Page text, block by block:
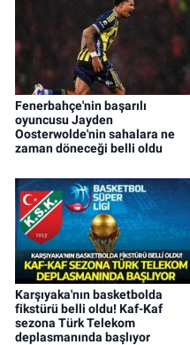
Fenerbahçe'nin başarılı
oyuncusu Jayden
Oosterwolde'nin sahalara ne
zaman döneceği belli oldu
Karşıyaka'nın basketbolda
fikstürü belli oldu! Kaf-Kaf
sezona Türk Telekom
deplasmanında başlıyor